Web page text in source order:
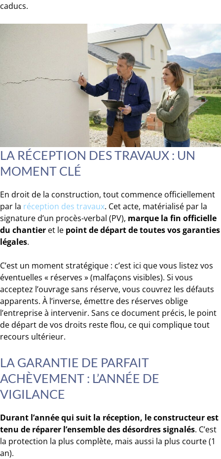
caducs.
LA RÉCEPTION DES TRAVAUX : UN
MOMENT CLÉ
En droit de la construction, tout commence officiellement
par la réception des travaux. Cet acte, matérialisé par la
signature d’un procès-verbal (PV), marque la fin officielle
du chantier et le point de départ de toutes vos garanties
légales.
C’est un moment stratégique : c’est ici que vous listez vos
éventuelles « réserves » (malfaçons visibles). Si vous
acceptez l’ouvrage sans réserve, vous couvrez les défauts
apparents. À l’inverse, émettre des réserves oblige
l’entreprise à intervenir. Sans ce document précis, le point
de départ de vos droits reste flou, ce qui complique tout
recours ultérieur.
LA GARANTIE DE PARFAIT
ACHÈVEMENT : L’ANNÉE DE
VIGILANCE
Durant l’année qui suit la réception, le constructeur est
tenu de réparer l’ensemble des désordres signalés. C’est
la protection la plus complète, mais aussi la plus courte (1
an).